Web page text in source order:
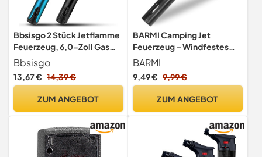
Bbsisgo 2 Stück Jetflamme
Feuerzeug, 6,0-Zoll Gas
Nachfüllbar
Sturmfeuerzeug,
Winddicht Langes
Grill, Küche, Kamin,
Butangas). Schwarz und
Bbsisgo
13,67 € 14,39 €
ZUM ANGEBOT
BARMI Camping Jet
Feuerzeug – Windfestes
Feuerzeug für Grills, Kerzen
und Küche, Kamine (ohne
Brennstoff)
BARMI
9,49 € 9,99 €
ZUM ANGEBOT